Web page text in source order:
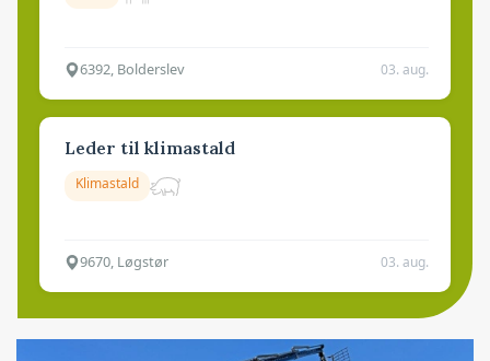
6392, Bolderslev 03. aug.
Leder til klimastald
Klimastald
9670, Løgstør 03. aug.